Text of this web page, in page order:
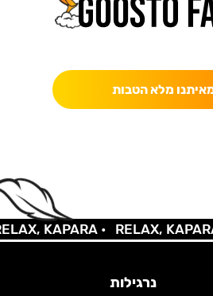
מלא הטבות
KAPARA • RELAX, KAPARA •
נרגילות